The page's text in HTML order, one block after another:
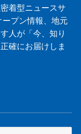
着型ニュースサ
プン情報、地元
人が「今、知り
確にお届けしま